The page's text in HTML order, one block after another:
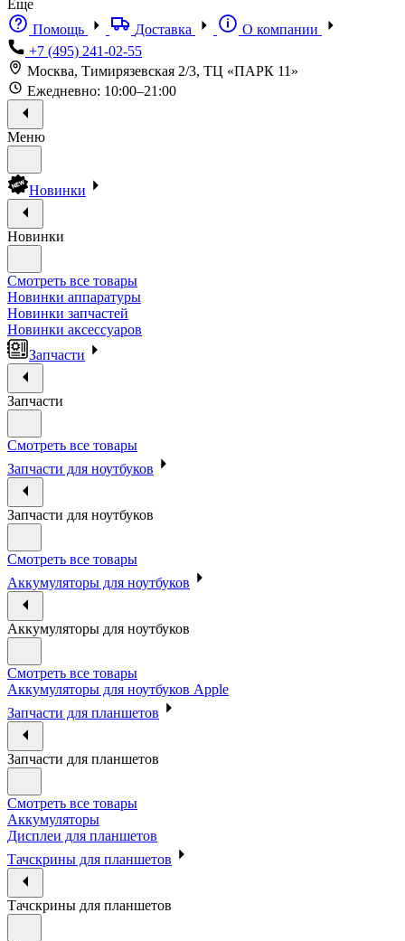
Еще
Помощь
Доставка
О компании
+7 (495) 241-02-55
Москва, Тимирязевская 2/3, ТЦ «ПАРК 11»
Ежедневно: 10:00–21:00
Меню
Новинки
Новинки
Смотреть все товары
Новинки аппаратуры
Новинки запчастей
Новинки аксессуаров
Запчасти
Запчасти
Смотреть все товары
Запчасти для ноутбуков
Запчасти для ноутбуков
Смотреть все товары
Аккумуляторы для ноутбуков
Аккумуляторы для ноутбуков
Смотреть все товары
Аккумуляторы для ноутбуков Apple
Запчасти для планшетов
Запчасти для планшетов
Смотреть все товары
Аккумуляторы
Дисплеи для планшетов
Тачскрины для планшетов
Тачскрины для планшетов